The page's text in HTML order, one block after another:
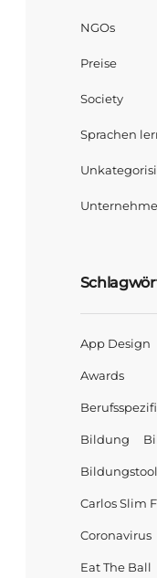
NGOs
Preise
Society
Sprachen
App Design
Awards
Bildung
Bildungstool
Carlos Slim
Coronavirus
Eat The Ball